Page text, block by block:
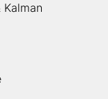
Kalman